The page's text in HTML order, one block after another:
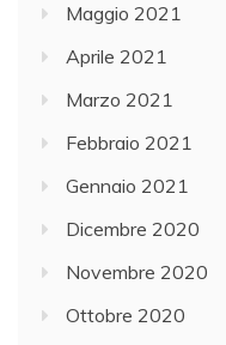
Maggio 2021
Aprile 2021
Marzo 2021
Febbraio 2021
Gennaio 2021
Dicembre 2020
Novembre 2020
Ottobre 2020